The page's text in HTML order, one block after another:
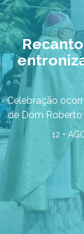
Celebração
de Dom Roberto
12 •